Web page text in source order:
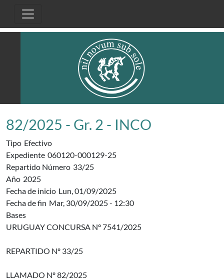
82/2025 - Gr. 2 - INCO
Tipo Efectivo
Expediente 060120-000129-25
Repartido Número 33/25
Año 2025
Fecha de inicio Lun, 01/09/2025
Fecha de fin Mar, 30/09/2025 - 12:30
Bases
URUGUAY CONCURSA N° 7541/2025
REPARTIDO Nº 33/25
LLAMADO Nº 82/2025